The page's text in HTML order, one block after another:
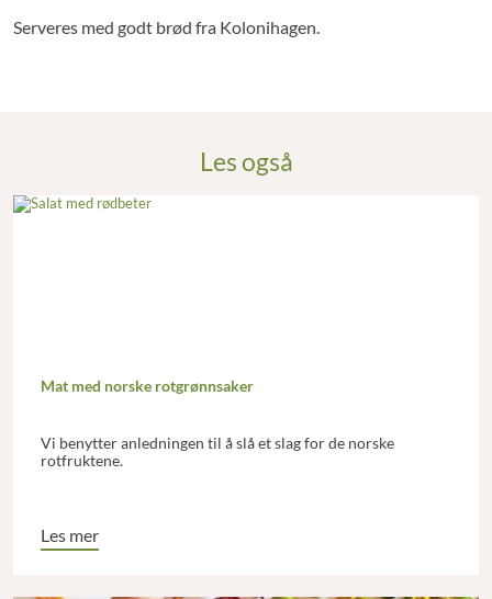
Serveres med godt brød fra Kolonihagen.
Les også
Mat med norske rotgrønnsaker
Vi benytter anledningen til å slå et slag for de norske
rotfruktene.
Les mer